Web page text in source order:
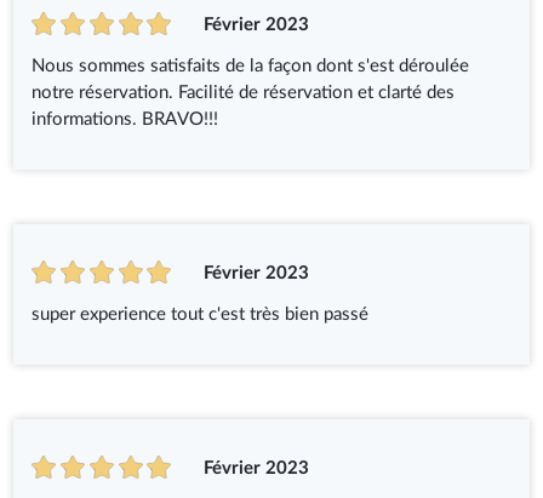
Février 2023
Nous sommes satisfaits de la façon dont s'est déroulée
notre réservation. Facilité de réservation et clarté des
informations. BRAVO!!!
Février 2023
super experience tout c'est très bien passé
Février 2023